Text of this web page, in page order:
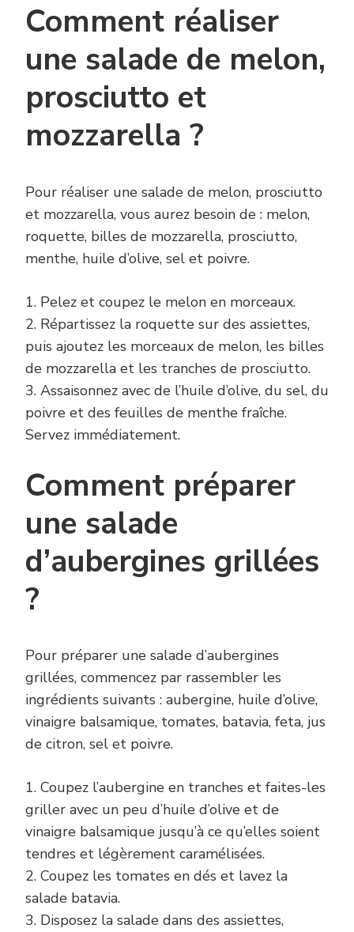
Comment réaliser
une salade de melon,
prosciutto et
mozzarella ?
Pour réaliser une salade de melon, prosciutto
et mozzarella, vous aurez besoin de : melon,
roquette, billes de mozzarella, prosciutto,
menthe, huile d’olive, sel et poivre.
1. Pelez et coupez le melon en morceaux.
2. Répartissez la roquette sur des assiettes,
puis ajoutez les morceaux de melon, les billes
de mozzarella et les tranches de prosciutto.
3. Assaisonnez avec de l’huile d’olive, du sel, du
poivre et des feuilles de menthe fraîche.
Servez immédiatement.
Comment préparer
une salade
d’aubergines grillées
?
Pour préparer une salade d’aubergines
grillées, commencez par rassembler les
ingrédients suivants : aubergine, huile d’olive,
vinaigre balsamique, tomates, batavia, feta, jus
de citron, sel et poivre.
1. Coupez l’aubergine en tranches et faites-les
griller avec un peu d’huile d’olive et de
vinaigre balsamique jusqu’à ce qu’elles soient
tendres et légèrement caramélisées.
2. Coupez les tomates en dés et lavez la
salade batavia.
3. Disposez la salade dans des assiettes,